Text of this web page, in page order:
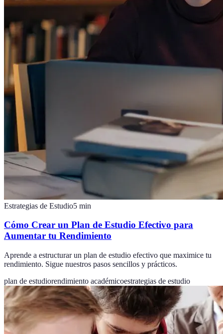
Estrategias de Estudio5 min
Cómo Crear un Plan de Estudio Efectivo para
Aumentar tu Rendimiento
Aprende a estructurar un plan de estudio efectivo que maximice tu
rendimiento. Sigue nuestros pasos sencillos y prácticos.
plan de estudiorendimiento académicoestrategias de estudio